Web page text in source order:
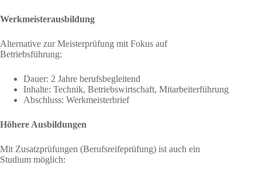
Werkmeisterausbildung
Alternative zur Meisterprüfung mit Fokus auf
Betriebsführung:
Dauer: 2 Jahre berufsbegleitend
Inhalte: Technik, Betriebswirtschaft, Mitarbeiterführung
Abschluss: Werkmeisterbrief
Höhere Ausbildungen
Mit Zusatzprüfungen (Berufsreifeprüfung) ist auch ein
Studium möglich: